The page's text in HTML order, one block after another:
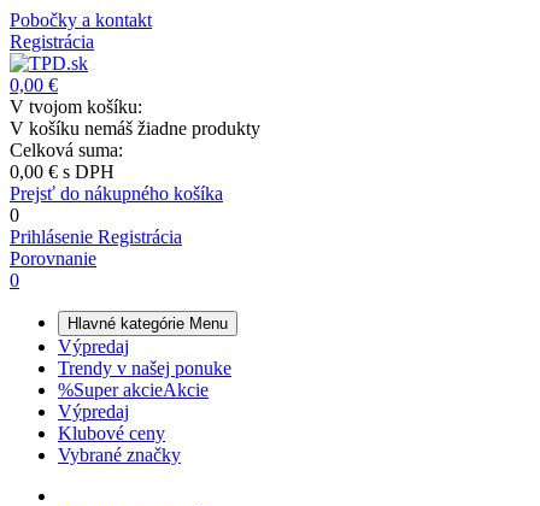
Pobočky a kontakt
Registrácia
0,00 €
V tvojom košíku:
V košíku nemáš žiadne produkty
Celková suma:
0,00 € s DPH
Prejsť do nákupného košíka
0
Prihlásenie Registrácia
Porovnanie
0
Hlavné kategórie Menu
Výpredaj
Trendy v našej ponuke
%Super akcieAkcie
Výpredaj
Klubové ceny
Vybrané značky